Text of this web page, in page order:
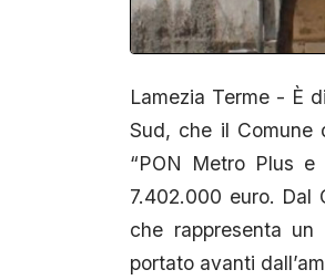
Lamezia Terme - È
Sud, che il Comune
“PON Metro Plus
7.402.000 euro. Dal
che rappresenta
portato avanti